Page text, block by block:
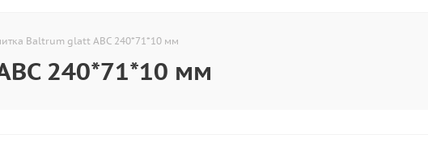
Baltrum glatt ABC 240*71*10 мм
240*71*10 мм